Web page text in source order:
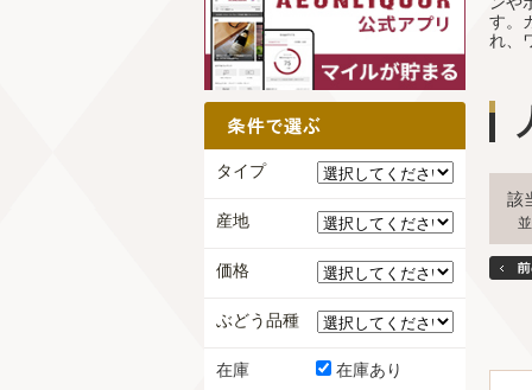
す。
れ、
該
タイプ
産地
価格
ぶどう品種
在庫 在庫あり